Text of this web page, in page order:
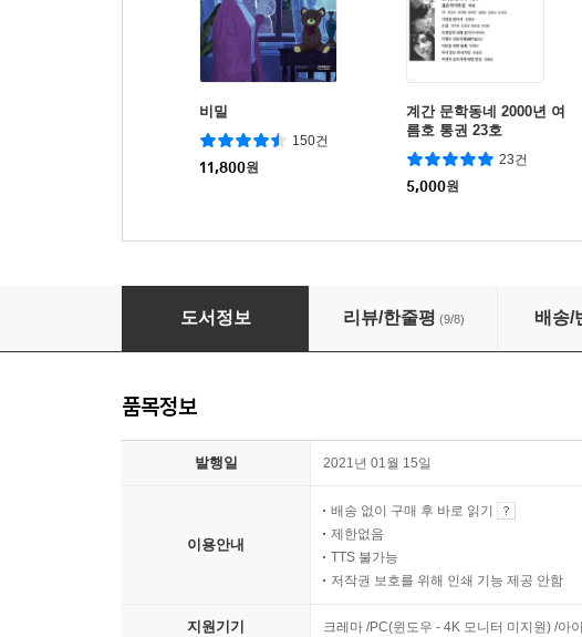
비밀
150건
11,800원
계간 문학동네 2000년 여
름호 통권 23호
23건
5,000원
낯선 곳에서 나를 만나다
도서정보 리뷰/한줄평 (9/8) 배송/
품목정보
발행일 2021년 01월 15일
이용안내
배송 없이 구매 후 바로 읽기
제한없음
TTS 불가능
저작권 보호를 위해 인쇄 기능 제공 안함
지원기기 크레마 /PC(윈도우 - 4K 모니터 미지원) /아